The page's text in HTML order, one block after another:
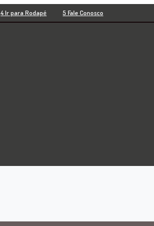
4 Ir para Rodapé 5 Fale Conosco